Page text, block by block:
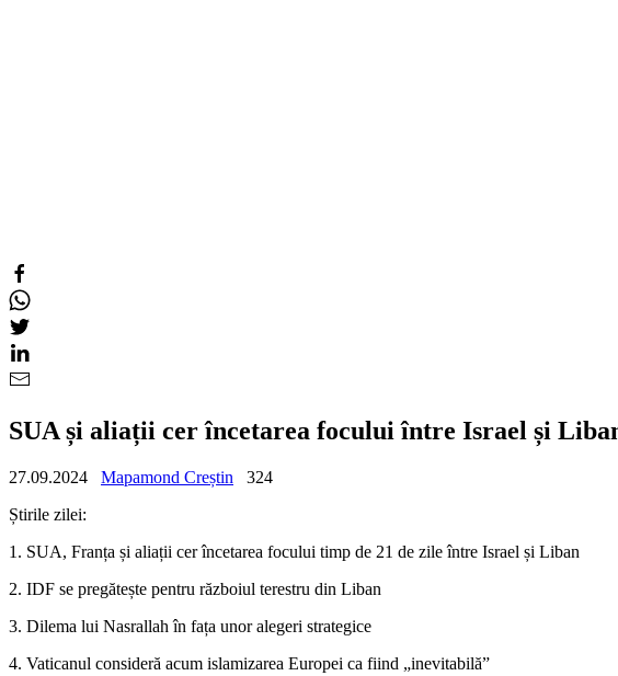
SUA și aliații cer încetarea focului între Israel și
27.09.2024 Mapamond Creștin
324
Știrile zilei:
1. SUA, Franța și aliații cer încetarea focului timp de 21 de zile între Israel și Liban
2. IDF se pregătește pentru războiul terestru din Liban
3. Dilema lui Nasrallah în fața unor alegeri strategice
4. Vaticanul consideră acum islamizarea Europei ca fiind „inevitabilă”